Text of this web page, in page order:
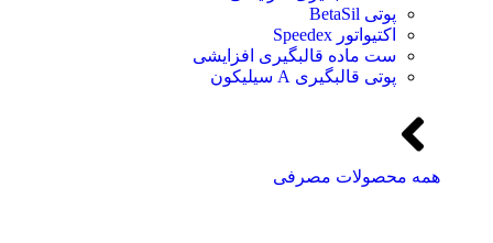
پوتی BetaSil
اکتیواتور Speedex
ست ماده قالبگیری افزایشی
پوتی قالبگیری A سیلیکون
همه محصولات مصرفی